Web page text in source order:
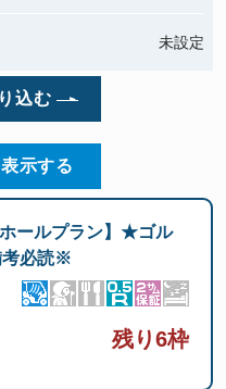
未設定
込む
示する
ホールプラン】★ゴル
必読※
残り6枠